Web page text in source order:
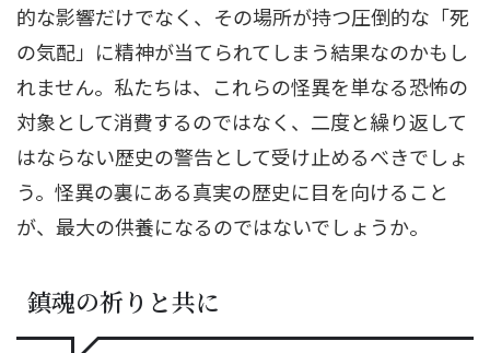
的な影響だけでなく、その場所が持つ圧倒的な「死
の気配」に精神が当てられてしまう結果なのかもし
れません。私たちは、これらの怪異を単なる恐怖の
対象として消費するのではなく、二度と繰り返して
はならない歴史の警告として受け止めるべきでしょ
う。怪異の裏にある真実の歴史に目を向けること
が、最大の供養になるのではないでしょうか。
鎮魂の祈りと共に